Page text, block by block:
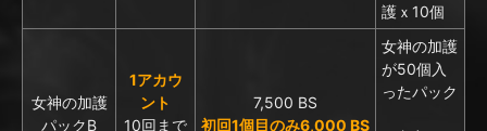
護ｘ10個
女神の加護
パックB
1アカウ
ント
10回まで
7,500 BS
初回1個目のみ6,000 BS
女神の加護
が50個入
ったパック